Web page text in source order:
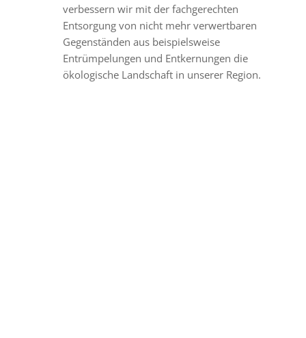
verbessern wir mit der fachgerechten
Entsorgung von nicht mehr verwertbaren
Gegenständen aus beispielsweise
Entrümpelungen und Entkernungen die
ökologische Landschaft in unserer Region.